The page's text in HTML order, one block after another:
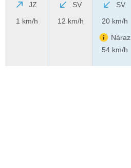
JZ
1 km/h
SV
12 km/h
SV
20 km/h
Náraz
54 km/h